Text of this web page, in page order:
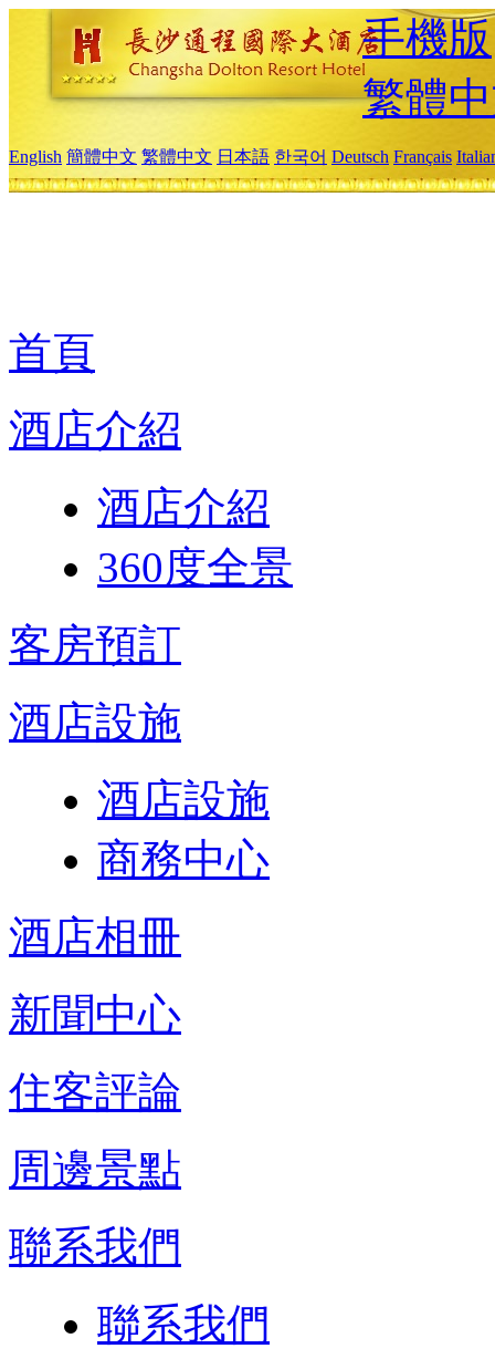
手機版
繁體
English 簡體中文 繁體中文 日本語 한국어 Deutsch Français
首頁
酒店介紹
酒店介紹
360度全景
客房預訂
酒店設施
酒店設施
商務中心
酒店相冊
新聞中心
住客評論
周邊景點
聯系我們
聯系我們